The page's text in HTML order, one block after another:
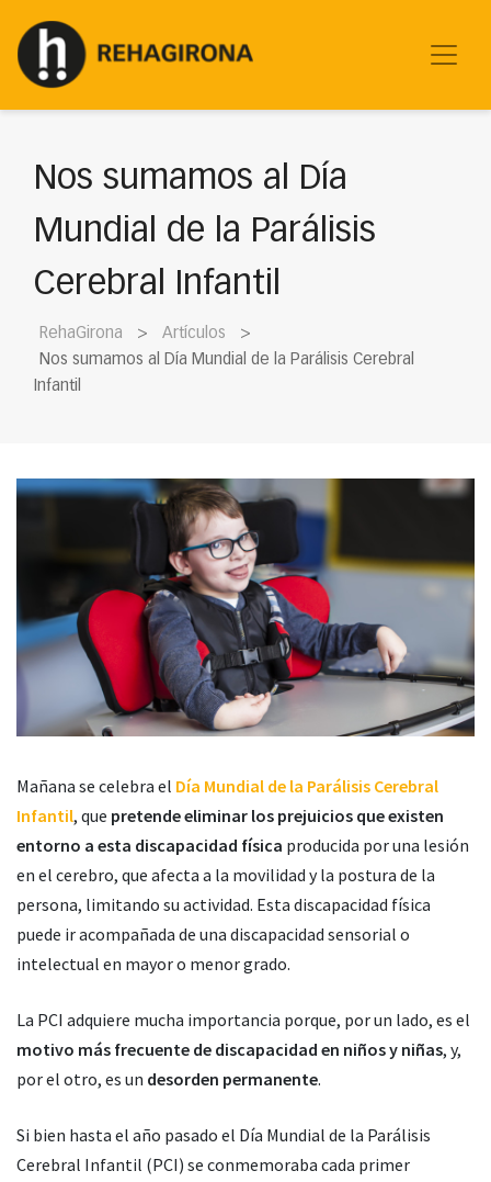
Nos sumamos al Día
Mundial de la Parálisis
Cerebral Infantil
RehaGirona
Artículos
Nos sumamos al Día Mundial de la Parálisis Cerebral
Infantil
Mañana se celebra el Día Mundial de la Parálisis Cerebral
Infantil, que pretende eliminar los prejuicios que existen
entorno a esta discapacidad física producida por una lesión
en el cerebro, que afecta a la movilidad y la postura de la
persona, limitando su actividad. Esta discapacidad física
puede ir acompañada de una discapacidad sensorial o
intelectual en mayor o menor grado.
La PCI adquiere mucha importancia porque, por un lado, es el
motivo más frecuente de discapacidad en niños y niñas, y,
por el otro, es un desorden permanente.
Si bien hasta el año pasado el Día Mundial de la Parálisis
Cerebral Infantil (PCI) se conmemoraba cada primer